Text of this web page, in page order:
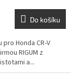
Do košíku
Honda CR-V
RIGUM z
a...